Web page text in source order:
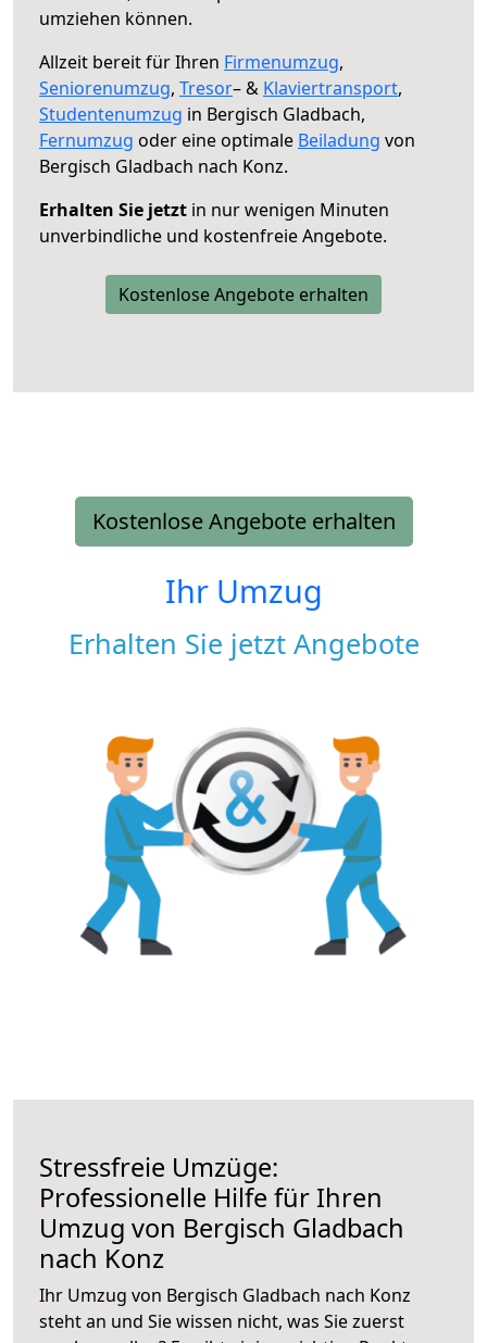
umziehen können.
Allzeit bereit für Ihren Firmenumzug,
Seniorenumzug, Tresor– & Klaviertransport,
Studentenumzug in Bergisch Gladbach,
Fernumzug oder eine optimale Beiladung von
Bergisch Gladbach nach Konz.
Erhalten Sie jetzt in nur wenigen Minuten
unverbindliche und kostenfreie Angebote.
Kostenlose Angebote erhalten
Kostenlose Angebote erhalten
Ihr Umzug
Erhalten Sie jetzt Angebote
Stressfreie Umzüge:
Professionelle Hilfe für Ihren
Umzug von Bergisch Gladbach
nach Konz
Ihr Umzug von Bergisch Gladbach nach Konz
steht an und Sie wissen nicht, was Sie zuerst